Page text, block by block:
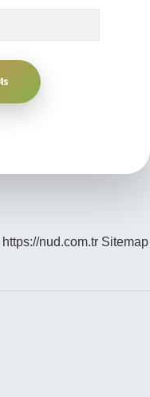
https://nud.com.tr Sitemap